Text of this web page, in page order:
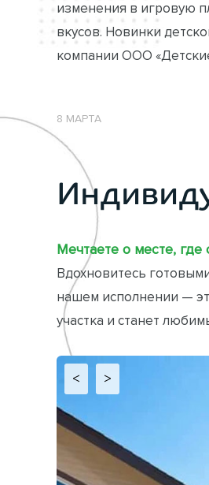
изменения в игровую
вкусов. Новинки
компании ООО
8 МАРТА
Мечтаете о месте, где
Вдохновитесь
нашем исполнении —
участка и станет
< >